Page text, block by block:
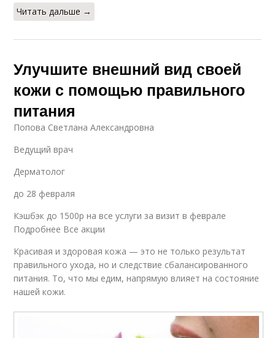
Читать дальше →
Улучшите внешний вид своей
кожи с помощью правильного
питания
Попова Светлана Александровна
Ведущий врач
Дерматолог
до 28 февраля
Кэшбэк до 1500р на все услуги за визит в феврале
Подробнее Все акции
Красивая и здоровая кожа — это не только результат
правильного ухода, но и следствие сбалансированного
питания. То, что мы едим, напрямую влияет на состояние
нашей кожи.